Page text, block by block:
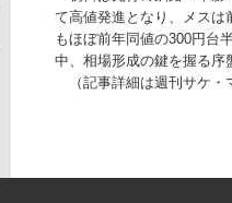
て高値発進となり、メスは
もほぼ前年同値の300円台
中、相場形成の鍵を握る序
（記事詳細は週刊サケ・